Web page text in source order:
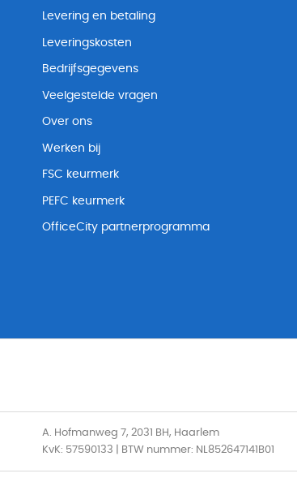
Levering en betaling
Leveringskosten
Bedrijfsgegevens
Veelgestelde vragen
Over ons
Werken bij
FSC keurmerk
PEFC keurmerk
OfficeCity partnerprogramma
A. Hofmanweg 7, 2031 BH, Haarlem
KvK: 57590133 | BTW nummer: NL852647141B01